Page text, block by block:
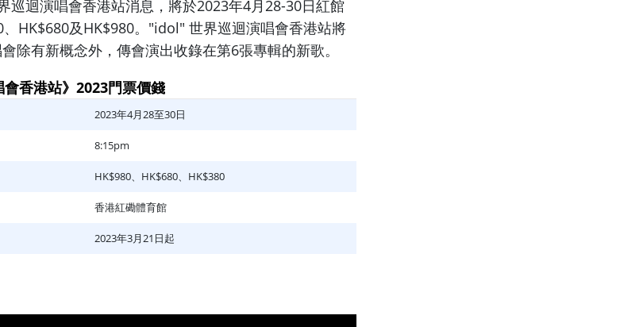
巡迴演唱會香港站消息，將於2023年4月28-30日紅館
HK$680及HK$980。"idol" 世界巡迴演唱會香港站將
除有新概念外，傳會演出收錄在第6張專輯的新歌。
香港站》2023門票價錢
2023年4月28至30日
8:15pm
HK$980、HK$680、HK$380
香港紅磡體育館
2023年3月21日起